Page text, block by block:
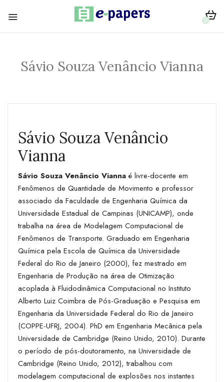
0
Sávio Souza Venâncio Vianna
Sávio Souza Venâncio
Vianna
Sávio Souza Venâncio Vianna é livre-docente em
Fenômenos de Quantidade de Movimento e professor
associado da Faculdade de Engenharia Química da
Universidade Estadual de Campinas (UNICAMP), onde
trabalha na área de Modelagem Computacional de
Fenômenos de Transporte. Graduado em Engenharia
Química pela Escola de Química da Universidade
Federal do Rio de Janeiro (2000), fez mestrado em
Engenharia de Produção na área de Otimização
acoplada à Fluidodinâmica Computacional no Instituto
Alberto Luiz Coimbra de Pós-Graduação e Pesquisa em
Engenharia da Universidade Federal do Rio de Janeiro
(COPPE-UFRJ, 2004). PhD em Engenharia Mecânica pela
Universidade de Cambridge (Reino Unido, 2010). Durante
o período de pós-doutoramento, na Universidade de
Cambridge (Reino Unido, 2012), trabalhou com
modelagem computacional de explosões nos instantes